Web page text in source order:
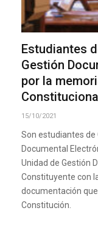
Estudiantes
Gestión
por la
15/10/2021
Son estudiantes de
Documental
Unidad de Gestión
Constituyente con
documentación
Constitución.